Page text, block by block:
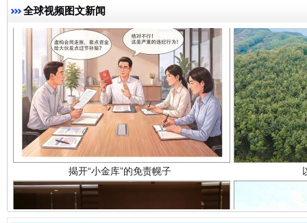
全球视频图文新闻
揭开“小金库”的免责幌子